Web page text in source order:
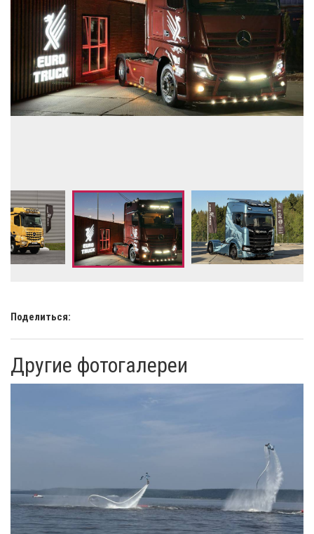
Поделиться:
Другие фотогалереи